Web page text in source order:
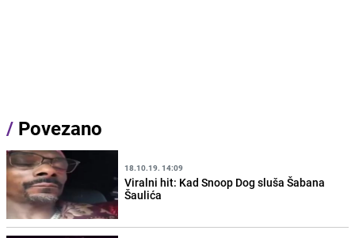
/ Povezano
18.10.19. 14:09
Viralni hit: Kad Snoop Dog sluša Šabana
Šaulića